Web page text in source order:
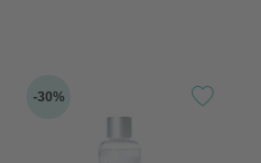
-30%